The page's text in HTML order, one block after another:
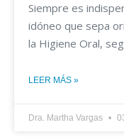
Siempre es
idóneo que sepa
la Higiene Oral,
LEER MÁS »
Dra. Martha Vargas